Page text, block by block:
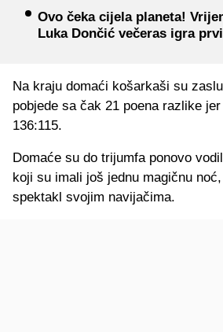
Ovo čeka cijela planeta!
Luka Dončić večeras igra
Na kraju domaći košarkaši su
pobjede sa čak 21 poena razlike
136:115.
Domaće su do trijumfa ponovo
koji su imali još jednu magičnu
spektakl svojim navijačima.